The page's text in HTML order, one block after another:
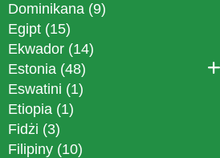
Dominikana (9)
Egipt (15)
Ekwador (14)
Estonia (48)
Eswatini (1)
Etiopia (1)
Fidżi (3)
Filipiny (10)